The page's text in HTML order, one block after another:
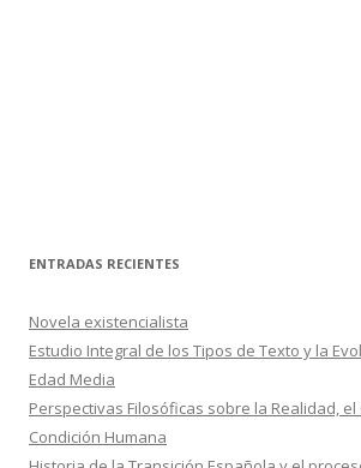
ENTRADAS RECIENTES
Novela existencialista
Estudio Integral de los Tipos de Texto y la
Edad Media
Perspectivas Filosóficas sobre la Realidad, el
Condición Humana